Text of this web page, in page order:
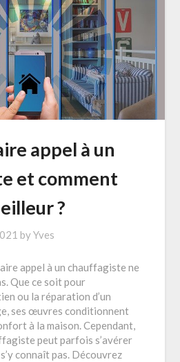
appel à un
et comment
?
byYves
appel à un chauffagiste ne
Que ce soit pour
ou la réparation d’un
ses œuvres conditionnent
à la maison. Cependant,
peut parfois s’avérer
connaît pas. Découvrez